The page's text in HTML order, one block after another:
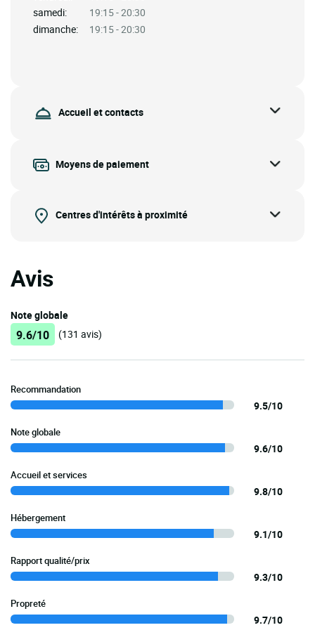
samedi:
19:15 - 20:30
dimanche:
19:15 - 20:30
Accueil et contacts
Moyens de paiement
Centres d'intérêts à proximité
Avis
Note globale
9.6/10 (131 avis)
Recommandation
9.5/10
Note globale
9.6/10
Accueil et services
9.8/10
Hébergement
9.1/10
Rapport qualité/prix
9.3/10
Propreté
9.7/10